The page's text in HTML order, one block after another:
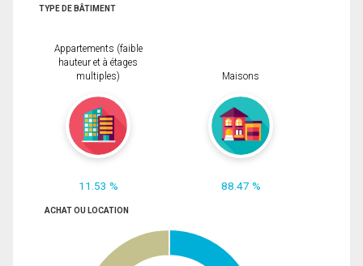
TYPE DE BÂTIMENT
Appartements (faible
hauteur et à étages
multiples)
11.53 %
Maisons
88.47 %
ACHAT OU LOCATION